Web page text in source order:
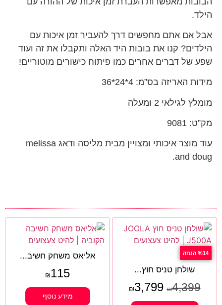
הילד.
אבל אם אתם מחפשים דרך להעביר זמן איכות עם
הילדים? קנו את בובות היד האלה ותקבלו את זה ועוד
שפע של דברים אחרים כמו פיתוח כישורים מוטוריים!
מידות האריזה בס”מ: 4*24*36
מומלץ לגילאי 2 ומעלה
מק”ט: 9081
עוד מוצר איכותי ומצויין מבית מליסה ודאג melissa
and doug.
%14 הנחה
שולחן טניס חוץ...
₪4,399
₪3,799
אליאס משחק חשיב...
₪115
מידע נוסף